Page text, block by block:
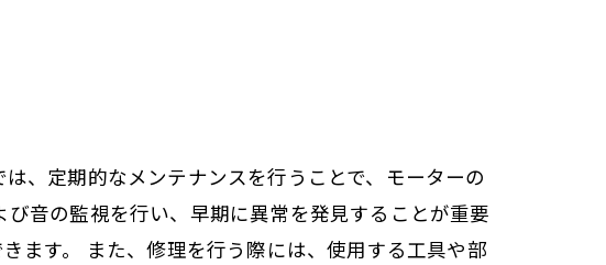
、定期的なメンテナンスを行うことで、モーターの
音の監視を行い、早期に異常を発見することが重要
ます。 また、修理を行う際には、使用する工具や部